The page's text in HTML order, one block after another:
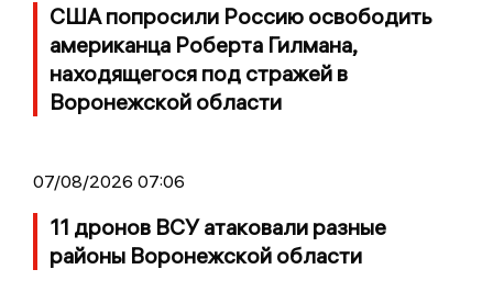
США попросили Россию освободить
американца Роберта Гилмана,
находящегося под стражей в
Воронежской области
07/08/2026 07:06
11 дронов ВСУ атаковали разные
районы Воронежской области